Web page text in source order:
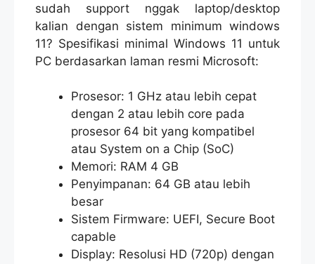
sudah support nggak laptop/desktop
kalian dengan sistem minimum windows
11? Spesifikasi minimal Windows 11 untuk
PC berdasarkan laman resmi Microsoft:
Prosesor: 1 GHz atau lebih cepat
dengan 2 atau lebih core pada
prosesor 64 bit yang kompatibel
atau System on a Chip (SoC)
Memori: RAM 4 GB
Penyimpanan: 64 GB atau lebih
besar
Sistem Firmware: UEFI, Secure Boot
capable
Display: Resolusi HD (720p) dengan